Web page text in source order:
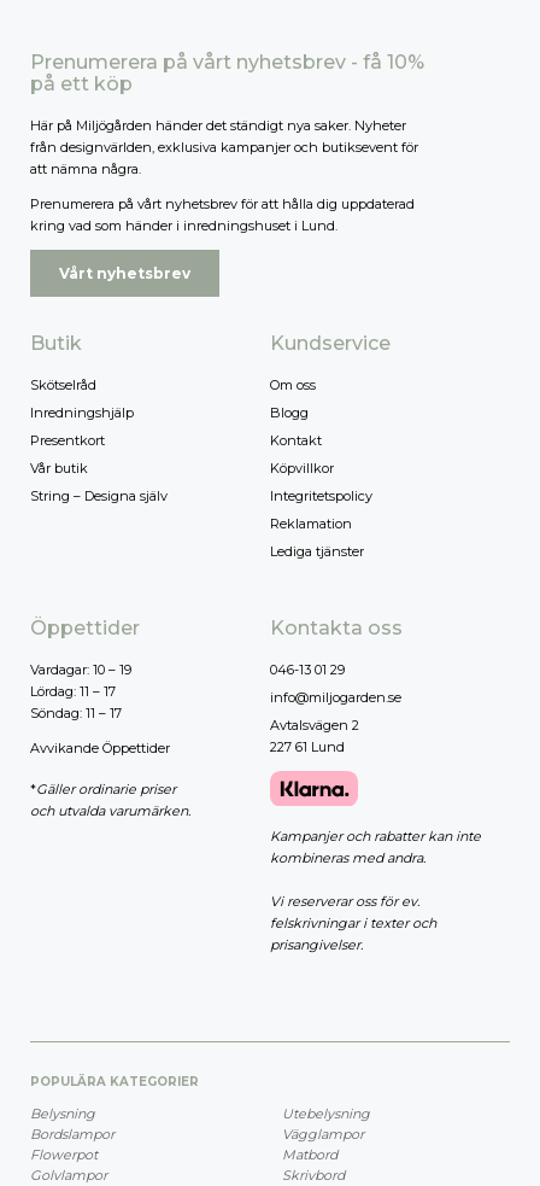
Prenumerera på vårt nyhetsbrev - få 10%
på ett köp
Här på Miljögården händer det ständigt nya saker. Nyheter
från designvärlden, exklusiva kampanjer och butiksevent för
att nämna några.
Prenumerera på vårt nyhetsbrev för att hålla dig uppdaterad
kring vad som händer i inredningshuset i Lund.
Vårt nyhetsbrev
Butik
Skötselråd
Inredningshjälp
Presentkort
Vår butik
String – Designa själv
Kundservice
Om oss
Blogg
Kontakt
Köpvillkor
Integritetspolicy
Reklamation
Lediga tjänster
Öppettider
Vardagar: 10 – 19
Lördag: 11 – 17
Söndag: 11 – 17
Avvikande Öppettider
*Gäller ordinarie priser
och utvalda varumärken.
Kontakta oss
046-13 01 29
info@miljogarden.se
Avtalsvägen 2
227 61 Lund
Kampanjer och rabatter kan inte
kombineras med andra.
Vi reserverar oss för ev.
felskrivningar i texter och
prisangivelser.
POPULÄRA KATEGORIER
Belysning
Bordslampor
Flowerpot
Golvlampor
Utebelysning
Vägglampor
Matbord
Skrivbord